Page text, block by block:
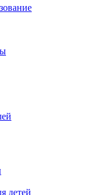
детей